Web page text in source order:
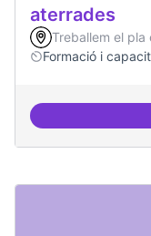
aterrades
Treballem el
Formació i